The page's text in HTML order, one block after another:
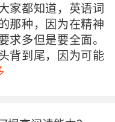
家都知道，英语词
那种，因为在精神
求多但是要全面。
背到尾，因为可能
给忘完了。所以建
背会的可能给明天